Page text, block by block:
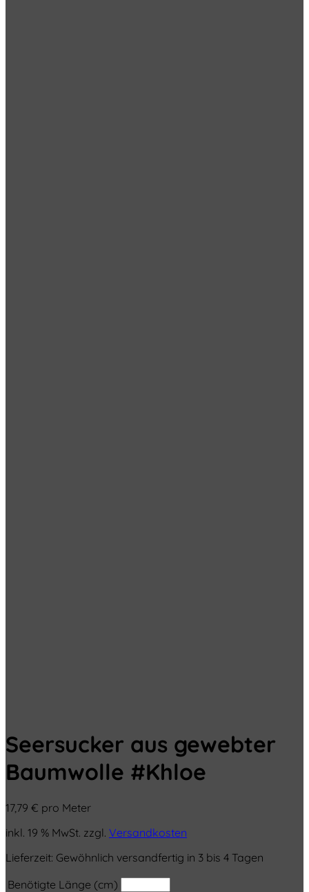
Seersucker aus gewebter
Baumwolle #Khloe
17,79 € pro Meter
inkl. 19 % MwSt. zzgl. Versandkosten
Lieferzeit: Gewöhnlich versandfertig in 3 bis 4 Tagen
Benötigte Länge (cm)